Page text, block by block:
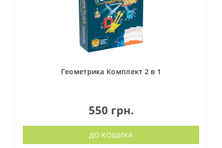
Геометрика Комплект 2 в 1
550 грн.
ДО КОШИКА